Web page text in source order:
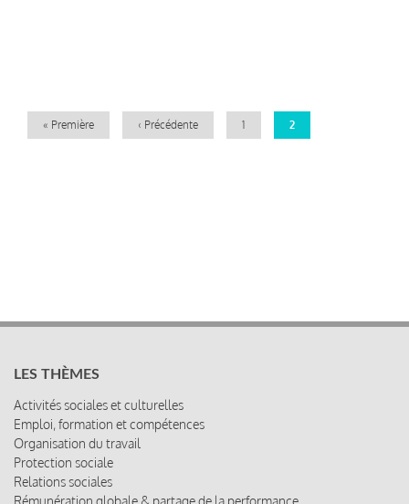
Première
« Première
Page
‹ Précédente Page
1
Page
2
LES THÈMES
Activités sociales et culturelles
Emploi, formation et compétences
Organisation du travail
Protection sociale
Relations sociales
Rémunération globale & partage de la performance